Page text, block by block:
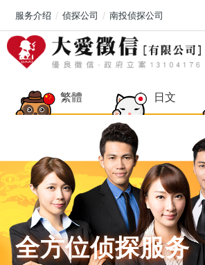
繁體 日文
全方位侦探服务
服务介绍 侦探公司 南投侦探公司